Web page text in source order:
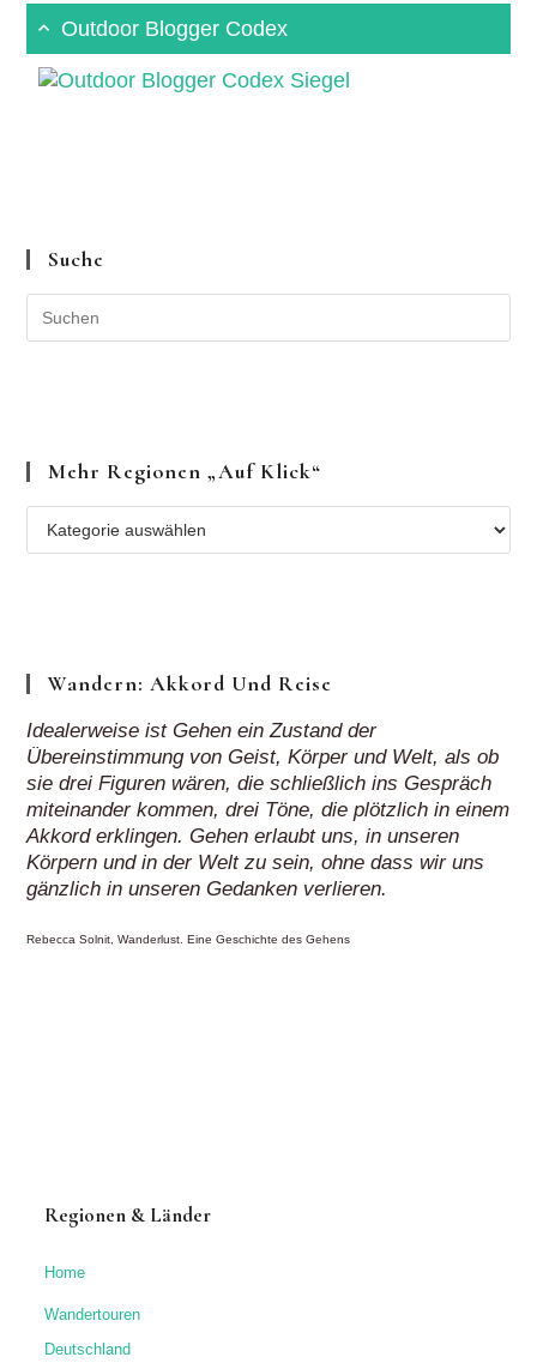
Outdoor Blogger Codex
Suche
Mehr Regionen „auf Klick“
Regionen
Wandern: Akkord Und Reise
Idealerweise ist Gehen ein Zustand der
Übereinstimmung von Geist, Körper und Welt, als ob
sie drei Figuren wären, die schließlich ins Gespräch
miteinander kommen, drei Töne, die plötzlich in einem
Akkord erklingen. Gehen erlaubt uns, in unseren
Körpern und in der Welt zu sein, ohne dass wir uns
gänzlich in unseren Gedanken verlieren.
Rebecca Solnit, Wanderlust. Eine Geschichte des Gehens
Regionen & Länder
Home
Wandertouren
Deutschland